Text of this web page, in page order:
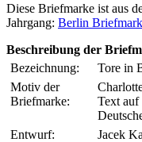
Diese Briefmarke ist aus
Jahrgang: Berlin
Beschreibung der
Bezeichnung:
Tore in
Motiv der
Briefmarke:
Text auf
Entwurf:
Jacek